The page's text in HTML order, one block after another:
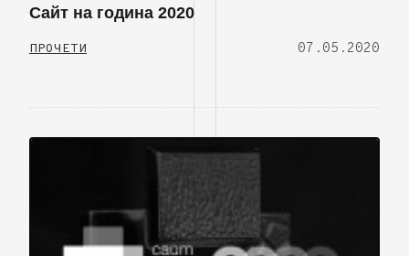
Сайт на година 2020
ПРОЧЕТИ 07.05.2020